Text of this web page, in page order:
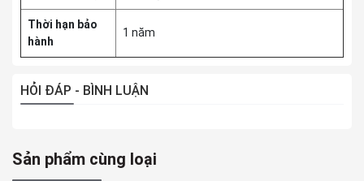
Thời hạn bảo
hành
1 năm
HỎI ĐÁP - BÌNH LUẬN
Sản phẩm cùng loại